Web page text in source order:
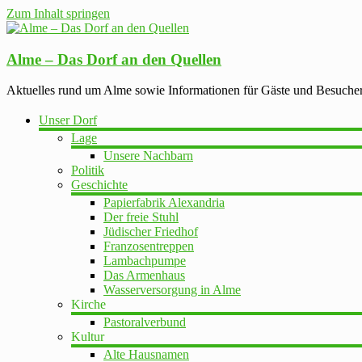
Zum Inhalt springen
Alme – Das Dorf an den Quellen
Aktuelles rund um Alme sowie Informationen für Gäste und
Unser Dorf
Lage
Unsere Nachbarn
Politik
Geschichte
Papierfabrik Alexandria
Der freie Stuhl
Jüdischer Friedhof
Franzosentreppen
Lambachpumpe
Das Armenhaus
Wasserversorgung in Alme
Kirche
Pastoralverbund
Kultur
Alte Hausnamen